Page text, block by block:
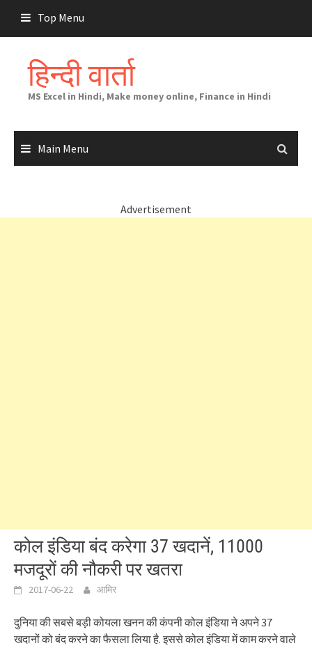
content
Top Menu
हिन्दी वार्ता
MS Excel in Hindi, Make money online, Finance in Hindi
Main Menu
Advertisement
कोल इंडिया बंद करेगा 37 खदानें, 11000
मजदूरों की नौकरी पर खतरा
2017-06-22 आमिर
दुनिया की सबसे बड़ी कोयला खनन की कंपनी कोल इंडिया ने अपने 37
खदानों को बंद करने का फैसला लिया है. इससे कोल इंडिया में काम करने वाले